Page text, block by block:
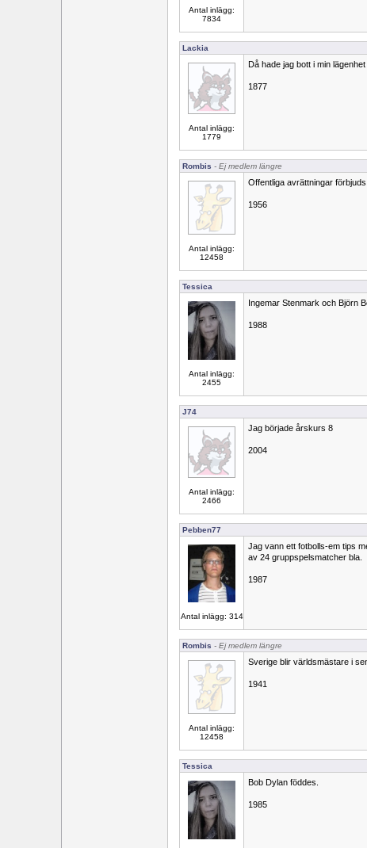
Antal inlägg:
7834
Lackia
Antal inlägg:
1779
Då hade jag bott i min
1877
Rombis - Ej medlem längre
Antal inlägg:
12458
Offentliga avrättningar förbjuds
1956
Tessica
Antal inlägg:
2455
Ingemar Stenmark och Björn
1988
J74
Antal inlägg:
2466
Jag började årskurs 8
2004
Pebben77
Antal inlägg: 314
Jag vann ett fotbolls-em tips
av 24 gruppspelsmatcher bla.
1987
Rombis - Ej medlem längre
Antal inlägg:
12458
Sverige blir världsmästare i
1941
Tessica
Bob Dylan föddes.
1985